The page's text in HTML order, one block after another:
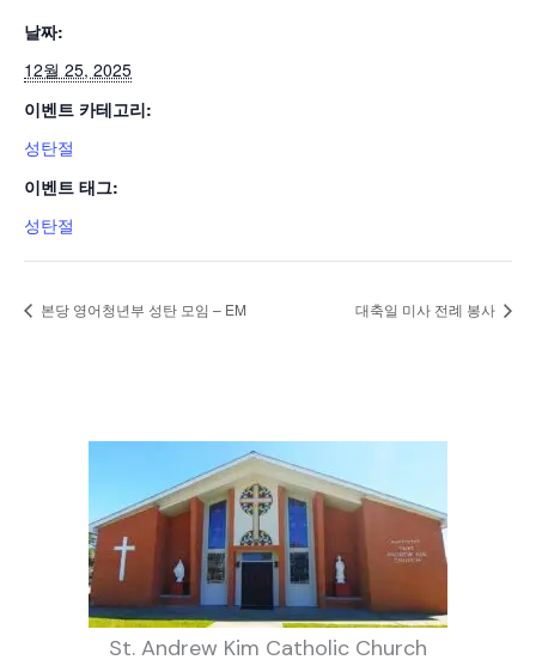
날짜:
12월 25, 2025
이벤트 카테고리:
성탄절
이벤트 태그:
성탄절
본당 영어청년부 성탄 모임 – EM 대축일 미사 전례 봉사
St. Andrew Kim Catholic Church